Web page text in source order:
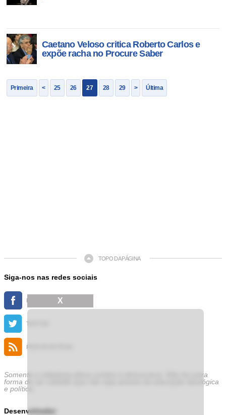
Caetano Veloso critica Roberto Carlos e
expõe racha no Procure Saber
Primeira < 25 26 27 28 29 > Última
TOPO DA PÁGINA
Siga-nos nas redes sociais
FACEBOOK
TWITTER
FEED DE NOTÍCIAS
Somente a cidadania plena conduz à democracia. Não há outra
forma de ser cidadão que não seja através da educação ideológica
e política.
Desenvolvedor
X